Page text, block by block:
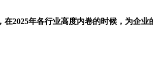
2025年各行业高度内卷的时候，为企